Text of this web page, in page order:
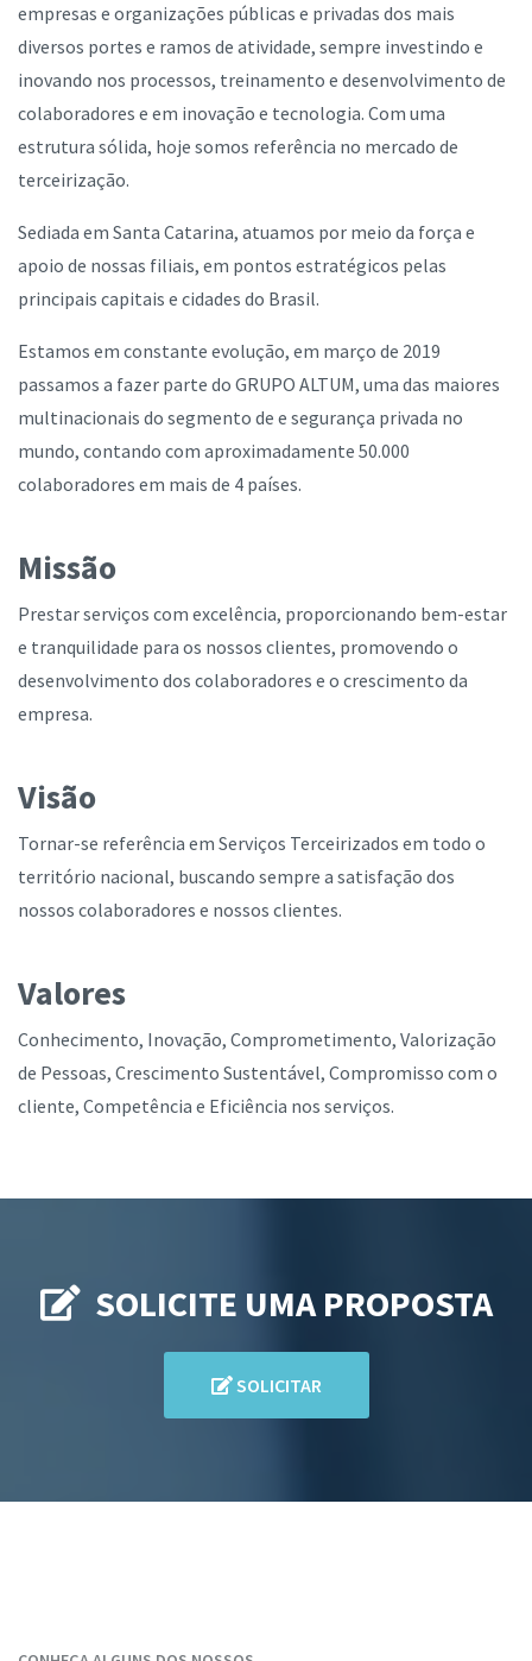
empresas e organizações públicas e privadas dos mais
diversos portes e ramos de atividade, sempre investindo e
inovando nos processos, treinamento e desenvolvimento de
colaboradores e em inovação e tecnologia. Com uma
estrutura sólida, hoje somos referência no mercado de
terceirização.
Sediada em Santa Catarina, atuamos por meio da força e
apoio de nossas filiais, em pontos estratégicos pelas
principais capitais e cidades do Brasil.
Estamos em constante evolução, em março de 2019
passamos a fazer parte do GRUPO ALTUM, uma das maiores
multinacionais do segmento de e segurança privada no
mundo, contando com aproximadamente 50.000
colaboradores em mais de 4 países.
Missão
Prestar serviços com excelência, proporcionando bem-estar
e tranquilidade para os nossos clientes, promovendo o
desenvolvimento dos colaboradores e o crescimento da
empresa.
Visão
Tornar-se referência em Serviços Terceirizados em todo o
território nacional, buscando sempre a satisfação dos
nossos colaboradores e nossos clientes.
Valores
Conhecimento, Inovação, Comprometimento, Valorização
de Pessoas, Crescimento Sustentável, Compromisso com o
cliente, Competência e Eficiência nos serviços.
SOLICITE UMA PROPOSTA
SOLICITAR